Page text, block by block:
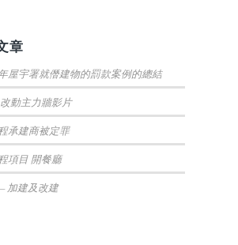
章
屋宇署就僭建物的罰款案例的總結
動主力牆影片
承建商被定罪
項目 開餐廳
加建及改建